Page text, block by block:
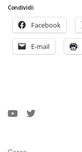
Condividi:
Facebook
E-mail
CERCA